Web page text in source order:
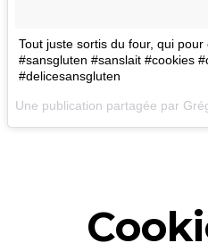
Tout juste sortis du four, qui
#sansgluten #sanslait #cookies
#delicesansgluten